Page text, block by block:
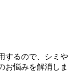
するので、シミや
お悩みを解消しま